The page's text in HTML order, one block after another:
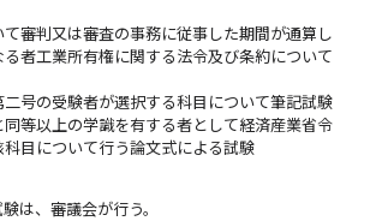
審判又は審査の事務に従事した期間が通算し
る者工業所有権に関する法令及び条約について
二号の受験者が選択する科目について筆記試験
同等以上の学識を有する者として経済産業省令
科目について行う論文式による試験
は、審議会が行う。